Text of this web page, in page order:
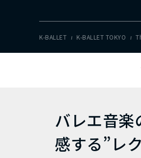
K-BALLET K-BALLET TOKYO
バレエ音楽
感する”レ